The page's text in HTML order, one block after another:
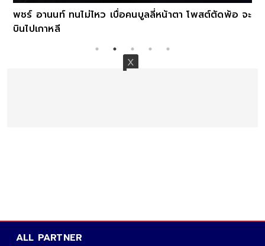
พชร์ อานนท์ ทนไม่ไหว เบื่อคนบูลลี่หน้าตา โพสต์ตัดพ้อ จะ
บินไปเกาหลี
ALL PARTNER